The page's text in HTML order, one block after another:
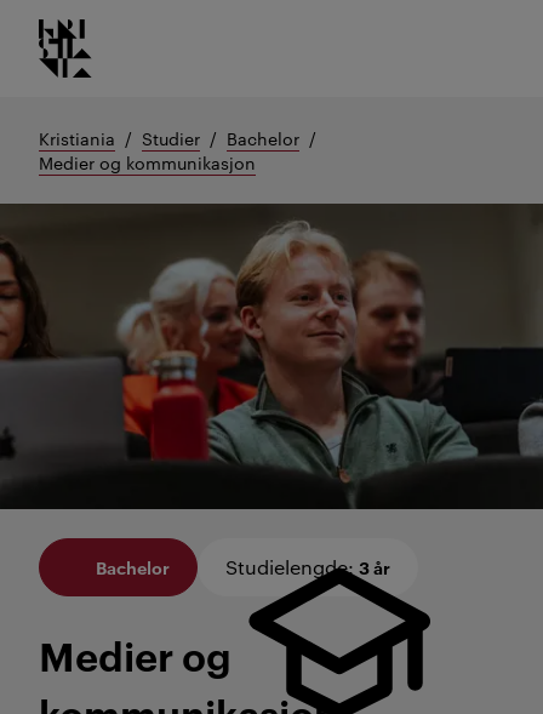
Gå
til
Kristiania logo
Kristiania Studier
Bachelor
Medier og kommunikasjon
Bachelor Studielengde: 3 år
Medier og